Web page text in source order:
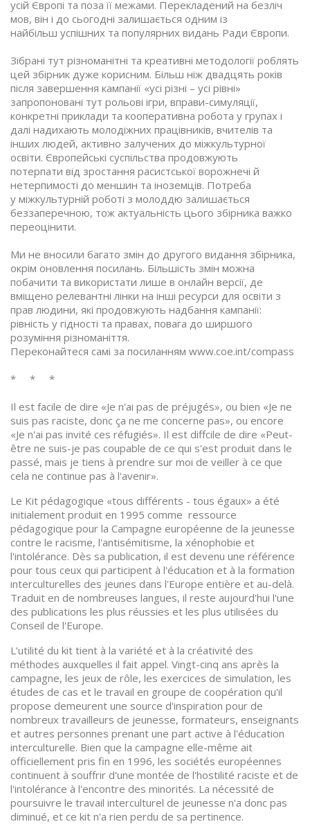
усій Європі та поза її межами. Перекладений на безліч
мов, він і до сьогодні залишається одним із
найбільш успішних та популярних видань Ради Європи.
Зібрані тут різноманітні та креативні методології роблять
цей збірник дуже корисним. Більш ніж двадцять років
після завершення кампанії «усі різні – усі рівні»
запропоновані тут рольові ігри, вправи-симуляції,
конкретні приклади та кооперативна робота у групах і
далі надихають молодіжних працівників, вчителів та
інших людей, активно залучених до міжкультурної
освіти. Європейські суспільства продовжують
потерпати від зростання расистської ворожнечі й
нетерпимості до меншин та іноземців. Потреба
у міжкультурній роботі з молоддю залишається
беззаперечною, тож актуальність цього збірника важко
переоцінити.
Ми не вносили багато змін до другого видання збірника,
окрім оновлення посилань. Більшість змін можна
побачити та використати лише в онлайн версії, де
вміщено релевантні лінки на інші ресурси для освіти з
прав людини, які продовжують надбання кампанії:
рівність у гідності та правах, повага до ширшого
розуміння різноманіття.
Переконайтеся самі за посиланням www.coe.int/compass
* * *
Il est facile de dire «Je n'ai pas de préjugés», ou bien «Je ne
suis pas raciste, donc ça ne me concerne pas», ou encore
«Je n'ai pas invité ces réfugiés». Il est diffcile de dire «Peut-
être ne suis-je pas coupable de ce qui s'est produit dans le
passé, mais je tiens à prendre sur moi de veiller à ce que
cela ne continue pas à l'avenir».
Le Kit pédagogique «tous différents - tous égaux» a été
initialement produit en 1995 comme ressource
pédagogique pour la Campagne européenne de la jeunesse
contre le racisme, l'antisémitisme, la xénophobie et
l'intolérance. Dès sa publication, il est devenu une référence
pour tous ceux qui participent à l'éducation et à la formation
interculturelles des jeunes dans l'Europe entière et au-delà.
Traduit en de nombreuses langues, il reste aujourd'hui l'une
des publications les plus réussies et les plus utilisées du
Conseil de l'Europe.
L’utilité du kit tient à la variété et à la créativité des
méthodes auxquelles il fait appel. Vingt-cinq ans après la
campagne, les jeux de rôle, les exercices de simulation, les
études de cas et le travail en groupe de coopération qu'il
propose demeurent une source d'inspiration pour de
nombreux travailleurs de jeunesse, formateurs, enseignants
et autres personnes prenant une part active à l'éducation
interculturelle. Bien que la campagne elle-même ait
officiellement pris fin en 1996, les sociétés européennes
continuent à souffrir d'une montée de l'hostilité raciste et de
l'intolérance à l'encontre des minorités. La nécessité de
poursuivre le travail interculturel de jeunesse n'a donc pas
diminué, et ce kit n'a rien perdu de sa pertinence.